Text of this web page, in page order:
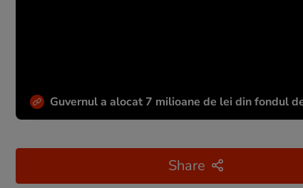
Guvernul a alocat 7 milioane de lei din fondul
Share